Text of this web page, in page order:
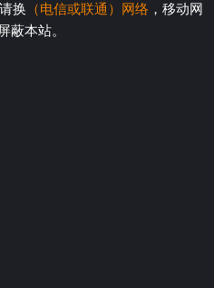
换 （电信或联通）网络 ，移动网
蔽本站。